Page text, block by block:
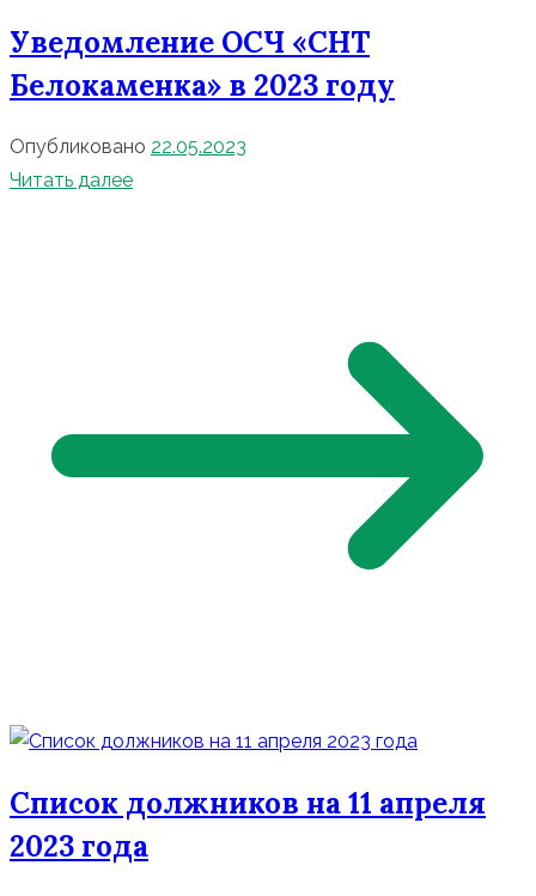
Уведомление ОСЧ «СНТ
Белокаменка» в 2023 году
Опубликовано 22.05.2023
Читать далее
Список должников на 11 апреля
2023 года